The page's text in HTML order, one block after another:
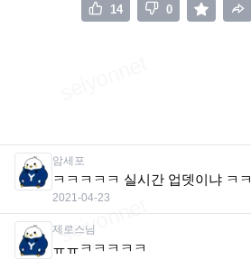
14 0
암세포
ㅋㅋㅋㅋㅋ 실시간 업뎃이냐 ㅋㅋ
2021-04-23
제로스님
ㅠㅠㅋㅋㅋㅋㅋ